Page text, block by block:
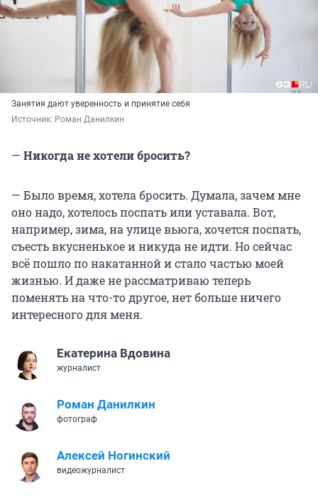
Занятия дают уверенность и принятие себя
Источник: Роман Данилкин
— Никогда не хотели бросить?
— Было время, хотела бросить. Думала, зачем мне
оно надо, хотелось поспать или уставала. Вот,
например, зима, на улице вьюга, хочется поспать,
съесть вкусненькое и никуда не идти. Но сейчас
всё пошло по накатанной и стало частью моей
жизнью. И даже не рассматриваю теперь
поменять на что-то другое, нет больше ничего
интересного для меня.
Екатерина Вдовина
журналист
Роман Данилкин
фотограф
Алексей Ногинский
видеожурналист